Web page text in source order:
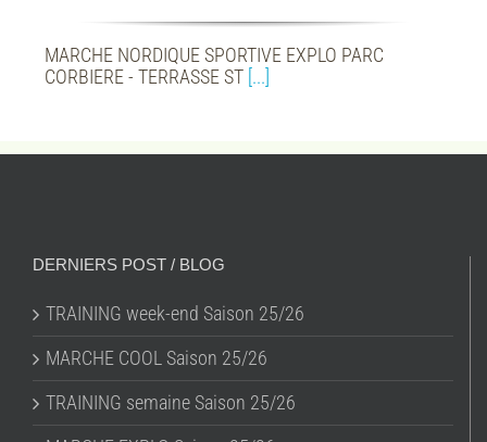
MARCHE NORDIQUE SPORTIVE EXPLO PARC
CORBIERE - TERRASSE ST [...]
DERNIERS POST / BLOG
TRAINING week-end Saison 25/26
MARCHE COOL Saison 25/26
TRAINING semaine Saison 25/26